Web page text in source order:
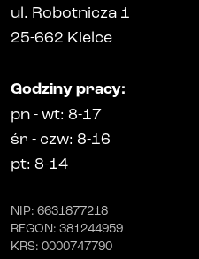
ul. Robotnicza 1
25-662 Kielce
Godziny pracy:
pn-wt: 8-17
śr - czw: 8-16
pt: 8-14
NIP: 6631877218
REGON: 381244959
KRS: 0000747790